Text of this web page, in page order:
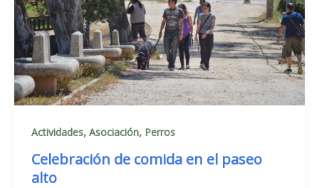
Actividades, Asociación, Perros
Celebración de comida en el paseo
alto